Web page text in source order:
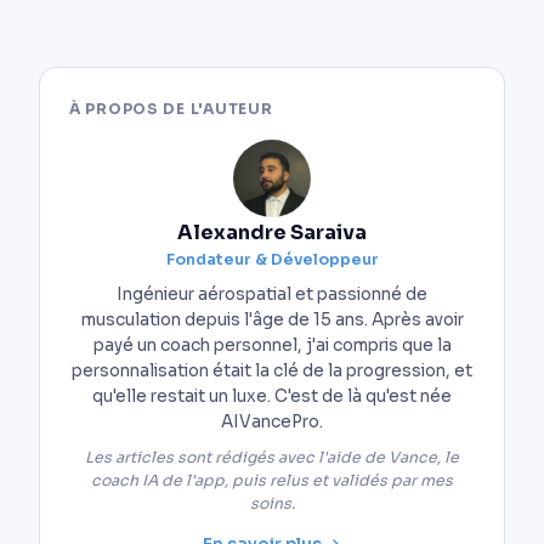
À PROPOS DE L'AUTEUR
Alexandre Saraiva
Fondateur & Développeur
Ingénieur aérospatial et passionné de
musculation depuis l'âge de 15 ans. Après avoir
payé un coach personnel, j'ai compris que la
personnalisation était la clé de la progression, et
qu'elle restait un luxe. C'est de là qu'est née
AIVancePro.
Les articles sont rédigés avec l'aide de Vance, le
coach IA de l'app, puis relus et validés par mes
soins.